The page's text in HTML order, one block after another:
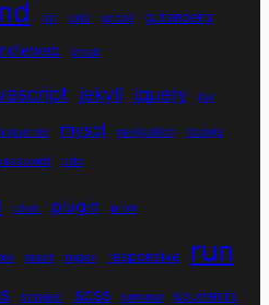
git grid growl gutenberg
input
jekyll jquery jsx
queries mysql navigation nodejs
pdo
pixel plugin print
react regex responsive run
scraper scss serveur souvenirs